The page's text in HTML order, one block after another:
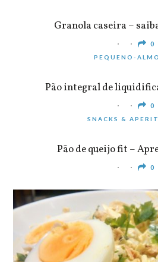
Granola caseira –
0
PEQUENO-
Pão integral de
0
SNACKS &
Pão de queijo fit –
0